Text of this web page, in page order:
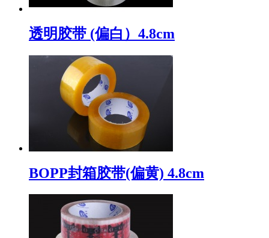
透明胶带 (偏白）4.8cm
BOPP封箱胶带(偏黄) 4.8cm